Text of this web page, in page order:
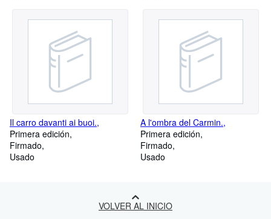
Il carro davanti ai buoi.,
Primera edición
Firmado
Usado
A l'ombra del Carmin.,
Primera edición
Firmado
Usado
VOLVER AL INICIO